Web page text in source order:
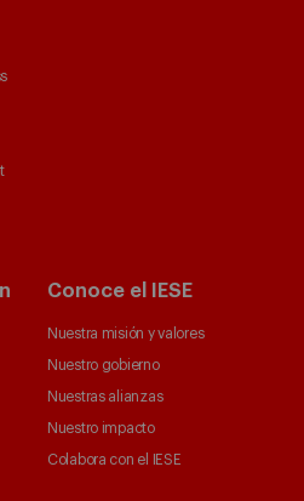
Conoce el IESE
Nuestra misión y valores
Nuestro gobierno
Nuestras alianzas
Nuestro impacto
Colabora con el IESE